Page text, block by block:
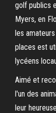
golf publics
Myers, en
les
places est
lycéens
Aimé et
l'un des
leur